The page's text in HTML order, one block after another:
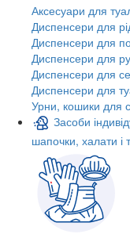
Аксесуари для
Диспенсери для
Диспенсери для
Диспенсери для
Диспенсери для
Диспенсери для
Урни, кошики для
Засоби
шапочки, халати і